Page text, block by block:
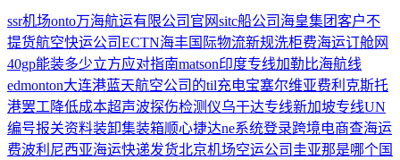
ssr机场onto万海航运有限公司官网sitc船公司 海皇集团客户不
提货航空快运公司ECTN海丰国际物流新规洗柜费海运订舱网
40gp能装多少立方应对指南matson印度专线加勒比海航线
edmonton大连港蓝天航空公司的til充电宝塞尔维亚费利克斯托
港罢工 降低成本超声波探伤检测仪乌干达专线新加坡专线UN
编号报关资料装卸集装箱顺心捷达ne系统登录跨境电商查海运
费波利尼西亚海运快递发货北京机场空运公司 圭亚那是哪个国